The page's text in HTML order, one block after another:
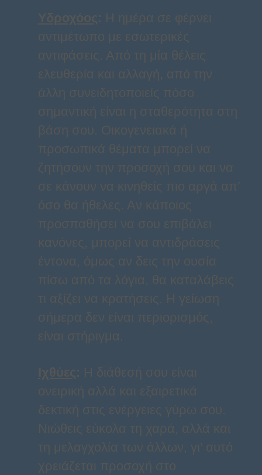
Υδροχόος: Η ημέρα σε φέρνει
αντιμέτωπο με εσωτερικές
αντιφάσεις. Από τη μία θέλεις
ελευθερία και αλλαγή, από την
άλλη συνειδητοποιείς πόσο
σημαντική είναι η σταθερότητα στη
βάση σου. Οικογενειακά ή
προσωπικά θέματα μπορεί να
ζητήσουν την προσοχή σου και να
σε κάνουν να κινηθείς πιο αργά απ’
όσο θα ήθελες. Αν κάποιος
προσπαθήσει να σου επιβάλει
κανόνες, μπορεί να αντιδράσεις
έντονα, όμως αν δεις την ουσία
πίσω από τα λόγια, θα καταλάβεις
τι αξίζει να κρατήσεις. Η γείωση
σήμερα δεν είναι περιορισμός,
είναι στήριγμα.
Ιχθύες: Η διάθεσή σου είναι
ονειρική αλλά και εξαιρετικά
δεκτική στις ενέργειες γύρω σου.
Νιώθεις εύκολα τη χαρά, αλλά και
τη μελαγχολία των άλλων, γι’ αυτό
χρειάζεται προσοχή στο